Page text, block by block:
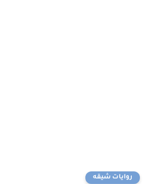
روايات شيقه